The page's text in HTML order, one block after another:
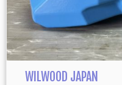
WILWOOD JAPAN